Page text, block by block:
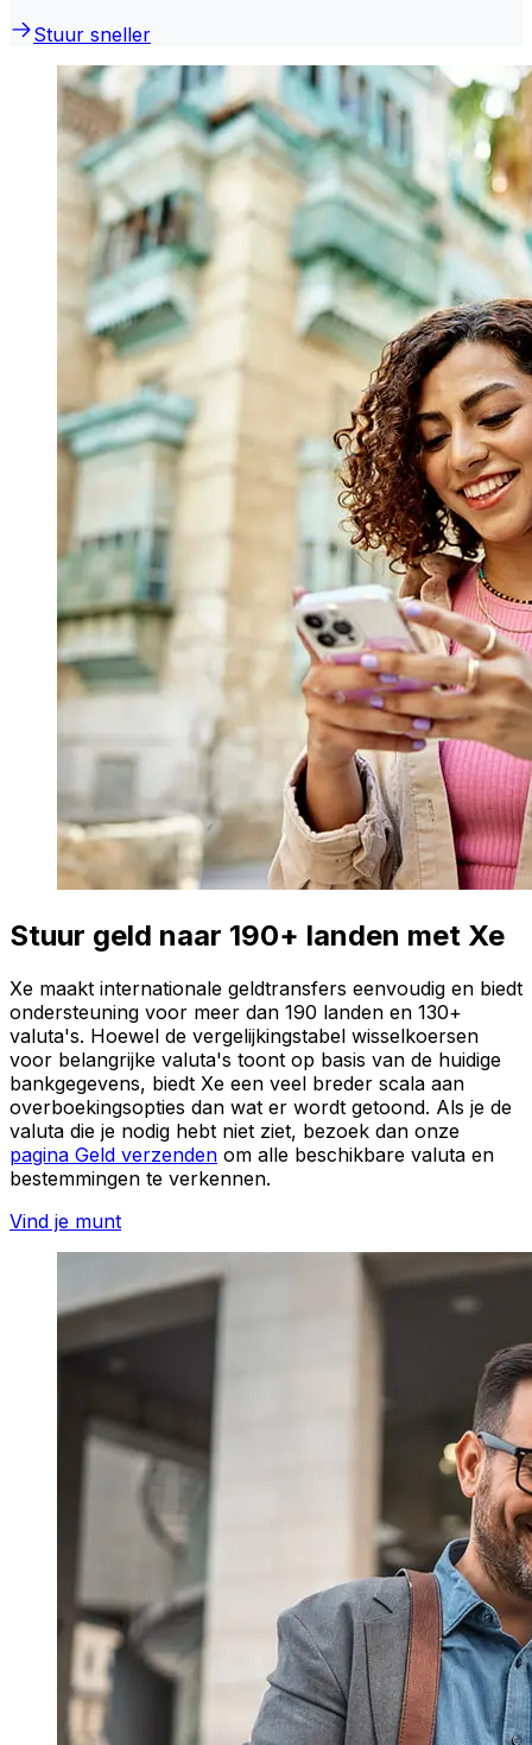
Stuur sneller
Stuur geld naar 190+ landen met Xe
Xe maakt internationale geldtransfers eenvoudig en biedt
ondersteuning voor meer dan 190 landen en 130+
valuta's. Hoewel de vergelijkingstabel wisselkoersen
voor belangrijke valuta's toont op basis van de huidige
bankgegevens, biedt Xe een veel breder scala aan
overboekingsopties dan wat er wordt getoond. Als je de
valuta die je nodig hebt niet ziet, bezoek dan onze
pagina Geld verzenden om alle beschikbare valuta en
bestemmingen te verkennen.
Vind je munt